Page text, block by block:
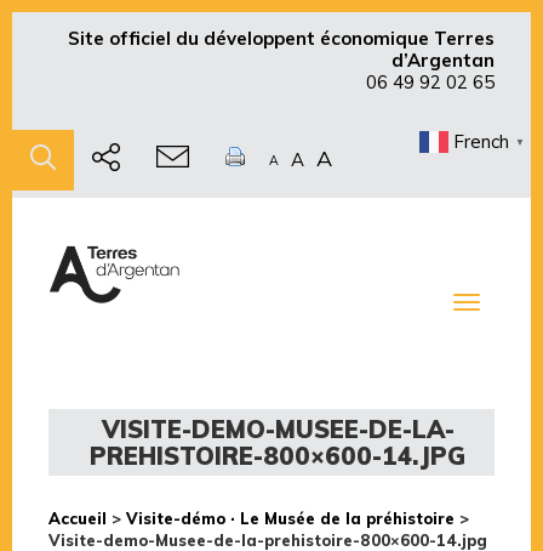
Site officiel du développent économique Terres
d’Argentan
06 49 92 02 65
A A A
French ▼
Toggle
VISITE-DEMO-MUSEE-DE-LA-
PREHISTOIRE-800×600-14.JPG
Accueil > Visite-démo · Le Musée de la préhistoire >
Visite-demo-Musee-de-la-prehistoire-800×600-14.jpg